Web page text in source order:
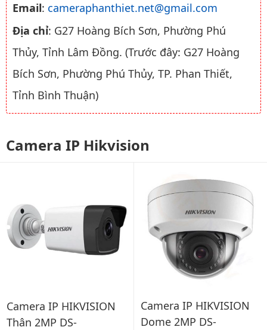
Email: cameraphanthiet.net@gmail.com
Địa chỉ: G27 Hoàng Bích Sơn, Phường Phú
Thủy, Tỉnh Lâm Đồng. (Trước đây: G27 Hoàng
Bích Sơn, Phường Phú Thủy, TP. Phan Thiết,
Tỉnh Bình Thuận)
Camera IP Hikvision
Camera IP HIKVISION
Thân 2MP DS-
Camera IP HIKVISION
Dome 2MP DS-